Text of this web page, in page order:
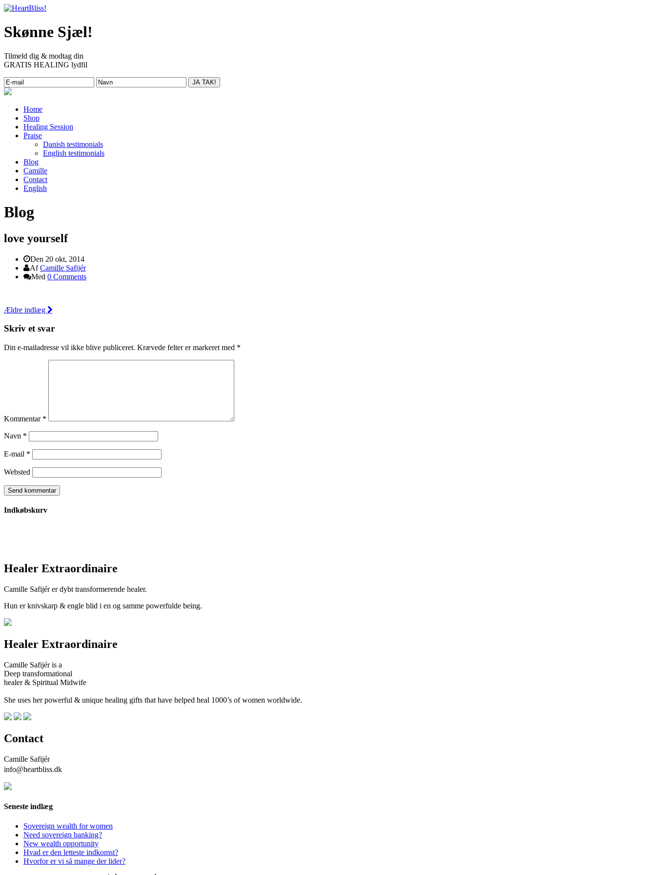
Skønne Sjæl!
Tilmeld dig & modtag din
GRATIS HEALING lydfil
Home
Shop
Healing Session
Praise
Danish testimonials
English testimonials
Blog
Camille
Contact
English
Blog
love yourself
Den 20 okt, 2014
AfCamille Safijér
Med 0 Comments
Ældre indlæg
Skriv et svar
Din e-mailadresse vil ikke blive publiceret. Krævede felter er markeret med *
Kommentar *
Navn *
E-mail *
Websted
Indkøbskurv
Healer Extraordinaire
Camille Safijér er dybt transformerende healer.
Hun er knivskarp & engle blid i en og samme powerfulde being.
Healer Extraordinaire
Camille Safijér is a
Deep transformational
healer & Spiritual Midwife
She uses her powerful & unique healing gifts that have helped heal 1000’s of women worldwide.
Contact
Camille Safijér
info@heartbliss.dk
Seneste indlæg
Sovereign wealth for women
Need sovereign banking?
New wealth opportunity
Hvad er den letteste indkomst?
Hvorfor er vi så mange der lider?